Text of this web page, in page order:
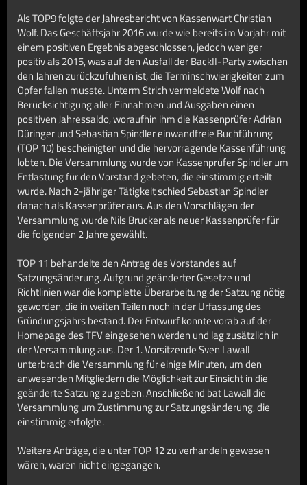
Als TOP9 folgte der Jahresbericht von Kassenwart Christian
Wolf. Das Geschäftsjahr 2016 wurde wie bereits im Vorjahr mit
einem positiven Ergebnis abgeschlossen, jedoch weniger
positiv als 2015, was auf den Ausfall der BackII-Party zwischen
den Jahren zurückzuführen ist, die Terminschwierigkeiten zum
Opfer fallen musste. Unterm Strich vermeldete Wolf nach
Berücksichtigung aller Einnahmen und Ausgaben einen
positiven Jahressaldo, woraufhin ihm die Kassenprüfer Adrian
Düringer und Sebastian Spindler einwandfreie Buchführung
(TOP 10) bescheinigten und die hervorragende Kassenführung
lobten. Die Versammlung wurde von Kassenprüfer Spindler um
Entlastung für den Vorstand gebeten, die einstimmig erteilt
wurde. Nach 2-jähriger Tätigkeit schied Sebastian Spindler
danach als Kassenprüfer aus. Aus den Vorschlägen der
Versammlung wurde Nils Brucker als neuer Kassenprüfer für
die folgenden 2 Jahre gewählt.
TOP 11 behandelte den Antrag des Vorstandes auf
Satzungsänderung. Aufgrund geänderter Gesetze und
Richtlinien war die komplette Überarbeitung der Satzung nötig
geworden, die in weiten Teilen noch in der Urfassung des
Gründungsjahrs bestand. Der Entwurf konnte vorab auf der
Homepage des TFV eingesehen werden und lag zusätzlich in
der Versammlung aus. Der 1. Vorsitzende Sven Lawall
unterbrach die Versammlung für einige Minuten, um den
anwesenden Mitgliedern die Möglichkeit zur Einsicht in die
geänderte Satzung zu geben. Anschließend bat Lawall die
Versammlung um Zustimmung zur Satzungsänderung, die
einstimmig erfolgte.
Weitere Anträge, die unter TOP 12 zu verhandeln gewesen
wären, waren nicht eingegangen.